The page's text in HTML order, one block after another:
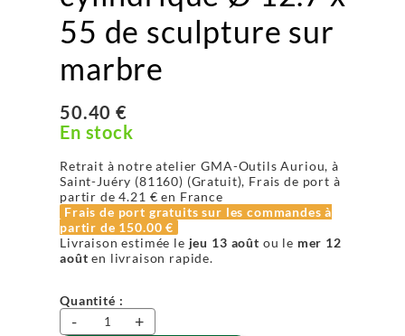
55 de sculpture sur
marbre
50.40 €
En stock
Retrait à notre atelier GMA-Outils Auriou, à
Saint-Juéry (81160) (Gratuit), Frais de port à
partir de4.21 € en France
Frais de port gratuits sur les commandes à
partir de 150.00 €
Livraison estimée le jeu 13 août ou le mer 12
août en livraison rapide.
Quantité :
- +